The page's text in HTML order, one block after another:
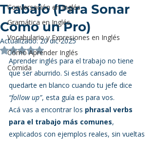
Conversación en Inglés
Gramática en Inglés
Vocabulario y Expresiones en Inglés
Cómo Aprender Inglés
Comida
Trabajo (Para Sonar
Como un Pro)
Actualizado:20 dic 2025
Obtuvo NaN de 5 estrellas.
Aprender inglés para el trabajo no tiene
que ser aburrido. Si estás cansado de
quedarte en blanco cuando tu jefe dice
“follow up”, esta guía es para vos.
Acá vas a encontrar los phrasal verbs
para el trabajo más comunes,
explicados con ejemplos reales, sin vueltas